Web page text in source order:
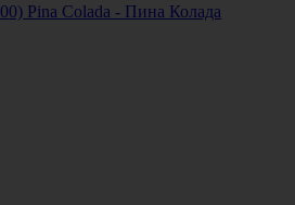
Pina Colada - Пина Колада